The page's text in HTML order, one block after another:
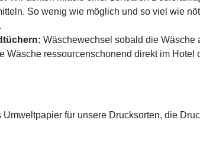
So wenig wie möglich und so viel wie
Wäschewechsel sobald die Wäsche
Wäsche ressourcenschonend direkt im Hotel
für unsere Drucksorten, die